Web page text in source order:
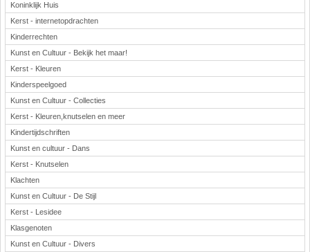
Koninklijk Huis
Kerst - internetopdrachten
Kinderrechten
Kunst en Cultuur - Bekijk het maar!
Kerst - Kleuren
Kinderspeelgoed
Kunst en Cultuur - Collecties
Kerst - Kleuren,knutselen en meer
Kindertijdschriften
Kunst en cultuur - Dans
Kerst - Knutselen
Klachten
Kunst en Cultuur - De Stijl
Kerst - Lesidee
Klasgenoten
Kunst en Cultuur - Divers